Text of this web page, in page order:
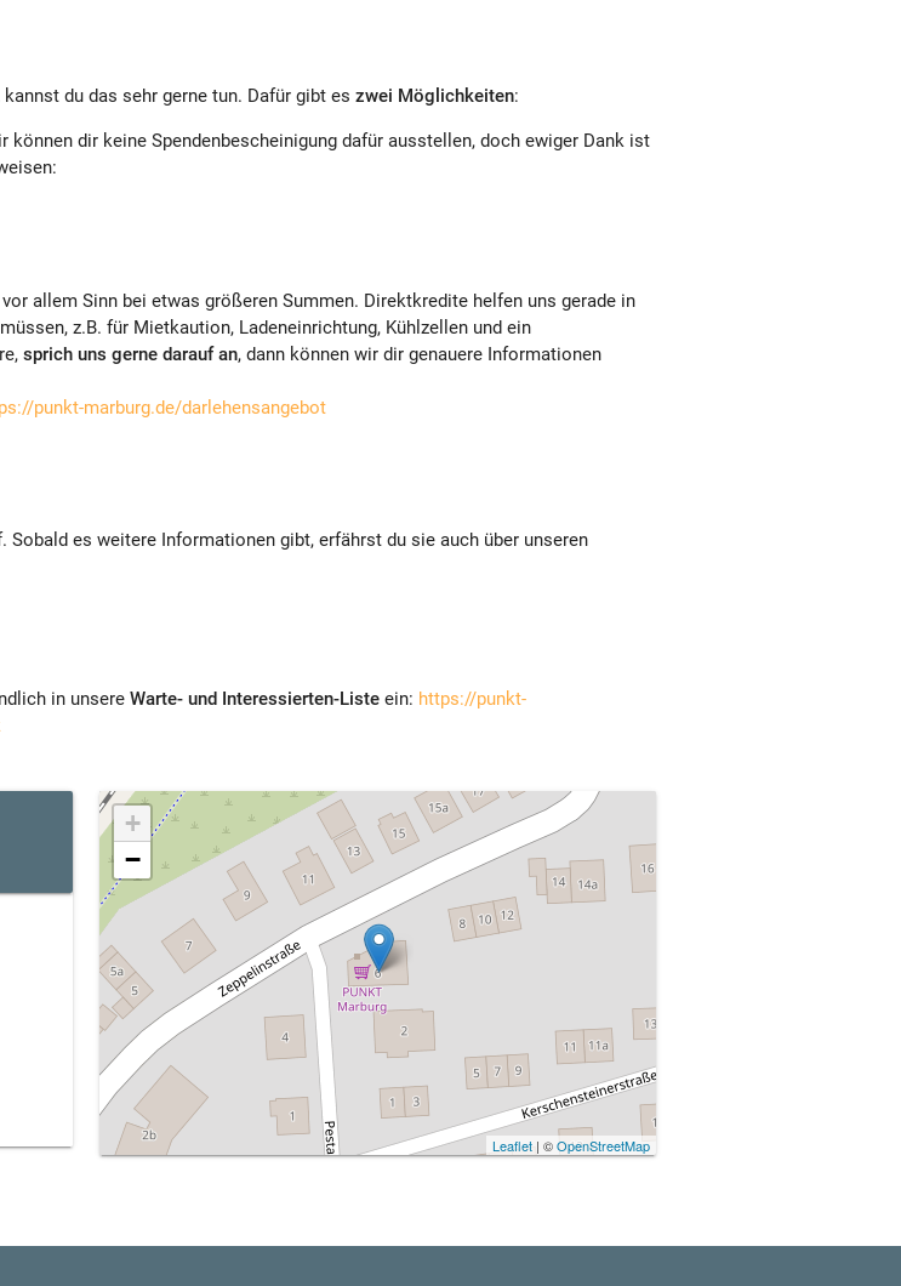
du das sehr gerne tun. Dafür gibt es zwei Möglichkeiten:
können dir keine Spendenbescheinigung dafür ausstellen, doch ewiger Dank ist
allem Sinn bei etwas größeren Summen. Direktkredite helfen uns gerade in
z.B. für Mietkaution, Ladeneinrichtung, Kühlzellen und ein
sprich uns gerne darauf an, dann können wir dir genauere Informationen
punkt-marburg.de/darlehensangebot
Sobald es weitere Informationen gibt, erfährst du sie auch über unseren
in unsere Warte- und Interessierten-Listeein: https://punkt-
+
−
Leaflet | ©OpenStreetMap